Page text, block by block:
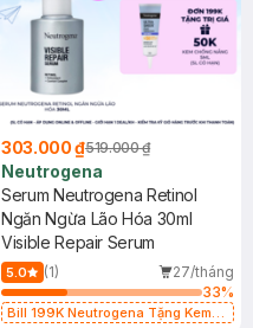
303.000 ₫519.000 ₫
Neutrogena
Serum Neutrogena Retinol
Ngăn Ngừa Lão Hóa 30ml
Visible Repair Serum
5.0 (1)
27/tháng
33%
Bill 199K Neutrogena Tặng Kem